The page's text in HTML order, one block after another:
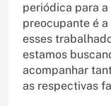
periódica para a
preocupante é
esses
estamos
acompanhar
as respectivas